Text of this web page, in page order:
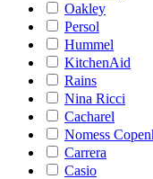
Oakley
Persol
Hummel
KitchenAid
Rains
Nina Ricci
Cacharel
Nomess
Carrera
Casio